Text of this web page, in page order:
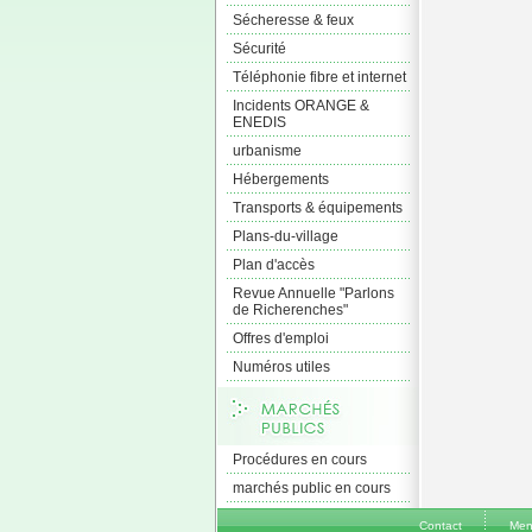
Sécheresse & feux
Sécurité
Téléphonie fibre et internet
Incidents ORANGE &
ENEDIS
urbanisme
Hébergements
Transports & équipements
Plans-du-village
Plan d'accès
Revue Annuelle "Parlons
de Richerenches"
Offres d'emploi
Numéros utiles
Procédures en cours
marchés public en cours
Contact